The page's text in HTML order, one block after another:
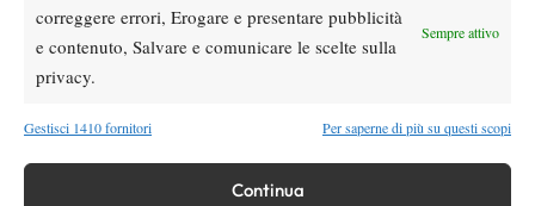
correggere errori, Erogare e presentare pubblicità
e contenuto, Salvare e comunicare le scelte sulla
privacy.
Sempre attivo
Gestisci 1410 fornitori Per saperne di più su questi scopi
Continua
Nessun commento
Devi essere
DI TENDENZA
News